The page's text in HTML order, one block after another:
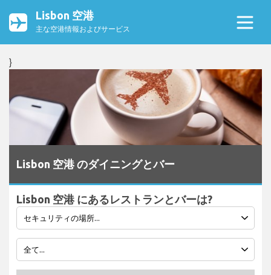
Lisbon 空港
主な空港情報およびサービス
}
Lisbon 空港 のダイニングとバー
Lisbon 空港 にあるレストランとバーは?